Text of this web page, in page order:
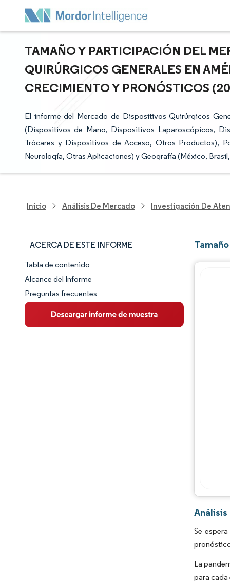
TAMAÑO Y PARTICIPACIÓN DEL
QUIRÚRGICOS GENERALES EN
CRECIMIENTO Y PRONÓSTICOS
El informe del Mercado de Dispositivos Quirúrgicos
(Dispositivos de Mano, Dispositivos Laparoscópicos,
Trócares y Dispositivos de Acceso, Otros Productos),
Neurología, Otras Aplicaciones) y Geografía (México,
Inicio Análisis De Mercado Investigación De
ACERCA DE ESTE INFORME
Panorama del Mercado
Visión General del Mercado
Tendencias Principales del Mercado
Tabla de contenido
Alcance del Informe
Preguntas frecuentes
Se
La
para